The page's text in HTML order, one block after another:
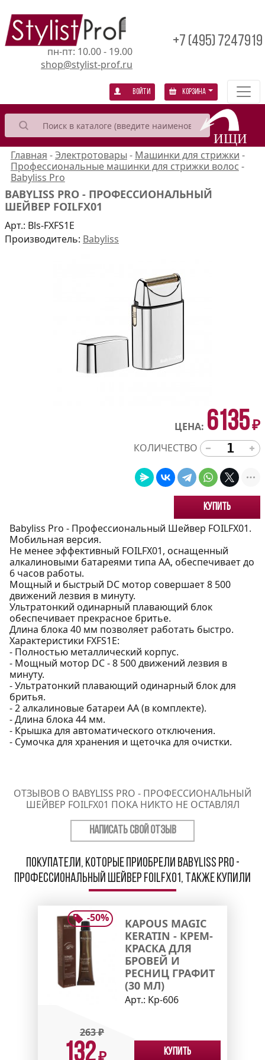
пн-пт: 10.00 - 19.00
shop@stylist-prof.ru
+7 (495) 7247919
Войти Корзина
Главная -Электротовары - Машинки для стрижки -
Профессиональные машинки для стрижки волос -
Babyliss Pro
BABYLISS PRO - ПРОФЕССИОНАЛЬНЫЙ
ШЕЙВЕР FOILFX01
Арт.: Bls-FXFS1E
Производитель: Babyliss
ЦЕНА: 6135₽
КОЛИЧЕСТВО
Купить
Babyliss Pro - Профессиональный Шейвер FOILFX01.
Мобильная версия.
Не менее эффективный FOILFX01, оснащенный
алкалиновыми батареями типа АА, обеспечивает до
6 часов работы.
Мощный и быстрый DC мотор совершает 8 500
движений лезвия в минуту.
Ультратонкий одинарный плавающий блок
обеспечивает прекрасное бритье.
Длина блока 40 мм позволяет работать быстро.
Характеристики FXFS1E:
- Полностью металлический корпус.
- Мощный мотор DC - 8 500 движений лезвия в
минуту.
- Ультратонкий плавающий одинарный блок для
бритья.
- 2 алкалиновые батареи AA (в комплекте).
- Длина блока 44 мм.
- Крышка для автоматического отключения.
- Сумочка для хранения и щеточка для очистки.
ОТЗЫВОВ О BABYLISS PRO - ПРОФЕССИОНАЛЬНЫЙ
ШЕЙВЕР FOILFX01 ПОКА НИКТО НЕ ОСТАВЛЯЛ
НАПИСАТЬ СВОЙ ОТЗЫВ
Покупатели, которые приобрели Babyliss Pro -
Профессиональный Шейвер FOILFX01, также купили
-50%
KAPOUS MAGIC
KERATIN - КРЕМ-
КРАСКА ДЛЯ
БРОВЕЙ И
РЕСНИЦ ГРАФИТ
(30 МЛ)
Арт.: Kp-606
263₽
Купить